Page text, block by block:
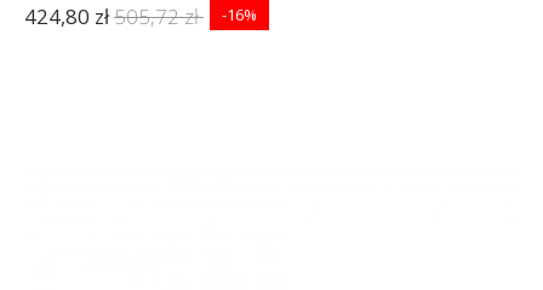
424,80 zł505,72 zł -16%